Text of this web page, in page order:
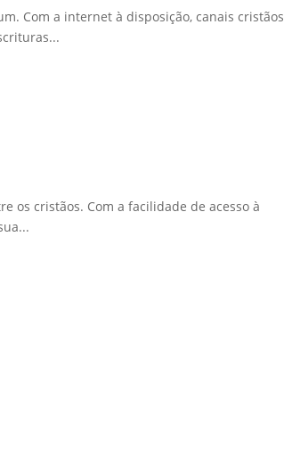
Com a internet à disposição, canais cristãos
os cristãos. Com a facilidade de acesso à